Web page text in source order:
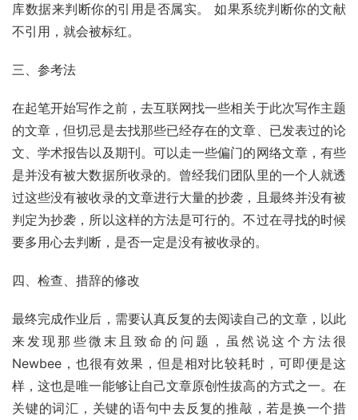
库数据来判断你的引用是否属实。 如果系统判断你的文献
不引用，就会被标红。
三、参考法
在起笔开始写作之前，去互联网找一些相关于此次写作主题
的文章，但切忌是去找那些已经存在的文章、已发表过的论
文、学术报告以及期刊。可以走一些偏门的网络文章，有些
是并没有被大数据所收录的。曾经我们团队里的一个人就透
过这些没有被收录的文章进行大量的抄袭，且最终并没有被
判定为抄袭，所以这样的方法是可行的。不过在寻找的时候
要多用心去判断，是否一定是没有被收录的。
四、检查、措辞的修改
最终完成作业后，需要认真反复的去阅读自己的文章，以此
来发现那些微末且致命的问题，虽然说这个方法很
Newbee，也很有效果，但是相对比较耗时，可即便是这
样，这也是唯一能够让自己文章原创性拔高的方式之一。在
关键的词汇，关键的语句中去反复的推敲，若是换一个措